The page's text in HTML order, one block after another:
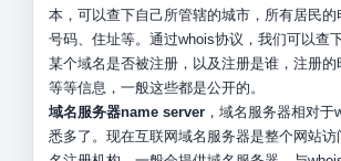
本，可以查下自己所管辖的城市，所有居民
号码、住址等。通过whois协议，我们可以查
某个域名是否被注册，以及注册是谁，注册的
等等信息，一般这些都是公开的。
域名服务器name server，域名服务器相对于
悉多了。现在互联网域名服务器是整个网站